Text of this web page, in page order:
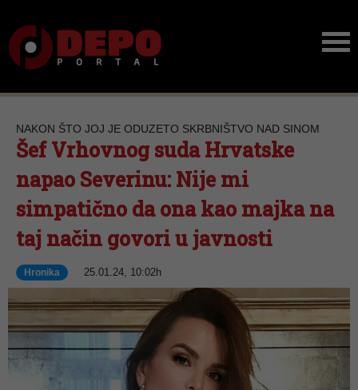
NAKON ŠTO JOJ JE ODUZETO SKRBNIŠTVO NAD SINOM
Šef Vrhovnog suda Hrvatske
napao Severinu: Nije mi
simpatično da ona kao majka na
taj način govori u javnosti
Hronika 25.01.24, 10:02h